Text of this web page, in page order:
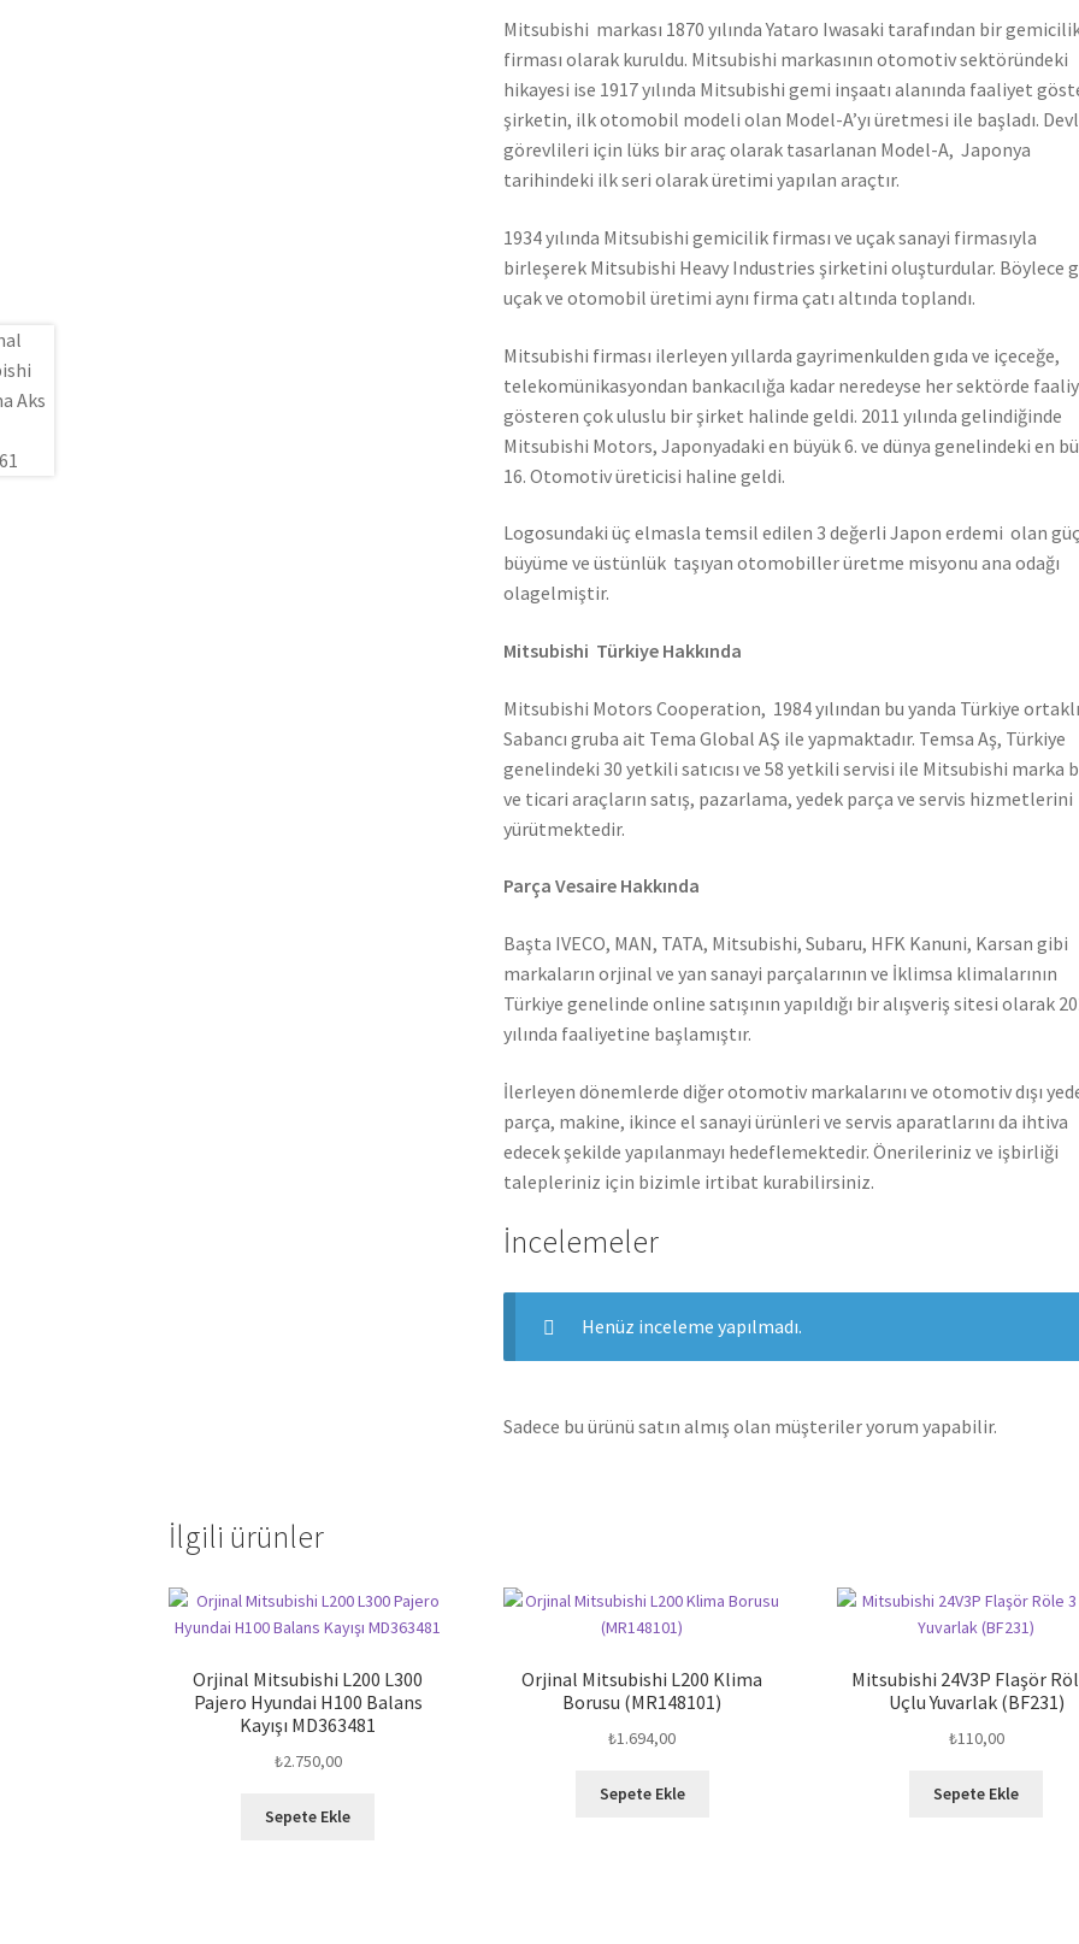
Mitsubishi markası 1870 yılında Yataro Iwasaki tarafından bir
firması olarak kuruldu. Mitsubishi markasının otomotiv sektöründeki
hikayesi ise 1917 yılında Mitsubishi gemi inşaatı alanında faaliyet
şirketin, ilk otomobil modeli olan Model-A’yı üretmesi ile başladı.
görevlileri için lüks bir araç olarak tasarlanan Model-A, Japonya
tarihindeki ilk seri olarak üretimi yapılan araçtır.
1934 yılında Mitsubishi gemicilik firması ve uçak sanayi firmasıyla
birleşerek Mitsubishi Heavy Industries şirketini oluşturdular. Böylece
uçak ve otomobil üretimi aynı firma çatı altında toplandı.
Mitsubishi firması ilerleyen yıllarda gayrimenkulden gıda ve içeceğe,
telekomünikasyondan bankacılığa kadar neredeyse her sektörde
gösteren çok uluslu bir şirket halinde geldi. 2011 yılında gelindiğinde
Mitsubishi Motors, Japonyadaki en büyük 6. ve dünya genelindeki en
16. Otomotiv üreticisi haline geldi.
Logosundaki üç elmasla temsil edilen 3 değerli Japon erdemi olan
büyüme ve üstünlük taşıyan otomobiller üretme misyonu ana odağı
olagelmiştir.
Mitsubishi Türkiye Hakkında
Mitsubishi Motors Cooperation, 1984 yılından bu yanda Türkiye
Sabancı gruba ait Tema Global AŞ ile yapmaktadır. Temsa Aş, Türkiye
genelindeki 30 yetkili satıcısı ve 58 yetkili servisi ile Mitsubishi marka
ve ticari araçların satış, pazarlama, yedek parça ve servis hizmetlerini
yürütmektedir.
Parça Vesaire Hakkında
Başta IVECO, MAN, TATA, Mitsubishi, Subaru, HFK Kanuni, Karsan gibi
markaların orjinal ve yan sanayi parçalarının ve İklimsa klimalarının
Türkiye genelinde online satışının yapıldığı bir alışveriş sitesi olarak
yılında faaliyetine başlamıştır.
İlerleyen dönemlerde diğer otomotiv markalarını ve otomotiv dışı
parça, makine, ikince el sanayi ürünleri ve servis aparatlarını da ihtiva
edecek şekilde yapılanmayı hedeflemektedir. Önerileriniz ve işbirliği
talepleriniz için bizimle irtibat kurabilirsiniz.
İncelemeler
Henüz inceleme yapılmadı.
Sadece bu ürünü satın almış olan müşteriler yorum yapabilir.
İlgili ürünler
Orjinal Mitsubishi L200 L300
Pajero Hyundai H100 Balans
Kayışı MD363481
₺2.750,00
Sepete Ekle
Orjinal Mitsubishi L200 Klima
Borusu (MR148101)
₺1.694,00
Sepete Ekle
Mitsubishi 24V3P Flaşör
Uçlu Yuvarlak (BF231)
₺110,00
Sepete Ekle